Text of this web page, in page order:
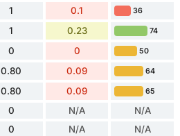
1 0.1 36
1 0.23 74
0 0 50
0.80 0.09 64
0.80 0.09 65
0 N/A N/A
0 N/A N/A